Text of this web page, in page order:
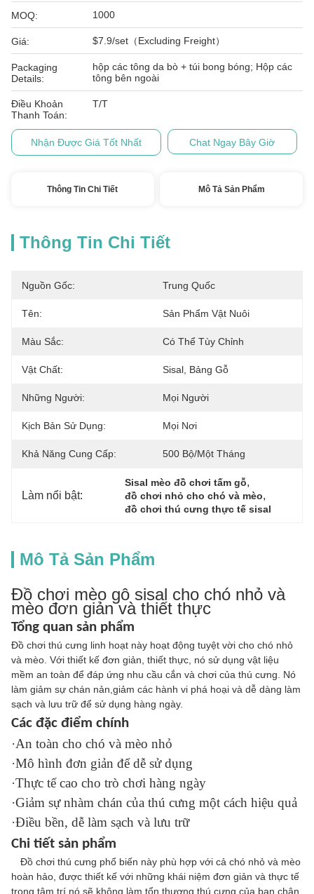
MOQ: 1000
Giá: $7.9/set（Excluding Freight）
Packaging
Details:
hộp các tông da bò + túi bong bóng; Hộp các
tông bên ngoài
Điều Khoản
Thanh Toán:
T/T
Nhận Được Giá Tốt Nhất Chat Ngay Bây Giờ
Thông Tin Chi Tiết Mô Tả Sản Phẩm
Thông Tin Chi Tiết
Nguồn Gốc: Trung Quốc
Tên: Sản Phẩm Vật Nuôi
Màu Sắc: Có Thể Tùy Chỉnh
Vật Chất: Sisal, Bảng Gỗ
Những Người: Mọi Người
Kịch Bản Sử Dụng: Mọi Nơi
Khả Năng Cung Cấp: 500 Bộ/một Tháng
Làm nổi bật:
Sisal mèo đồ chơi tấm gỗ,
đồ chơi nhỏ cho chó và mèo,
đồ chơi thú cưng thực tế sisal
Mô Tả Sản Phẩm
Đồ chơi mèo gỗ sisal cho chó nhỏ và
mèo đơn giản và thiết thực
Tổng quan sản phẩm
Đồ chơi thú cưng linh hoạt này hoạt động tuyệt vời cho chó nhỏ
và mèo. Với thiết kế đơn giản, thiết thực, nó sử dụng vật liệu
mềm an toàn để đáp ứng nhu cầu cắn và chơi của thú cưng. Nó
làm giảm sự chán nản,giảm các hành vi phá hoại và dễ dàng làm
sạch và lưu trữ để sử dụng hàng ngày.
Các đặc điểm chính
·An toàn cho chó và mèo nhỏ
·Mô hình đơn giản để dễ sử dụng
·Thực tế cao cho trò chơi hàng ngày
·Giảm sự nhàm chán của thú cưng một cách hiệu quả
·Điều bền, dễ làm sạch và lưu trữ
Chi tiết sản phẩm
Đồ chơi thú cưng phổ biến này phù hợp với cả chó nhỏ và mèo
hoàn hảo, được thiết kế với những khái niệm đơn giản và thực tế
trong tâm trí.nó sẽ không làm tổn thương thú cưng của bạn chân